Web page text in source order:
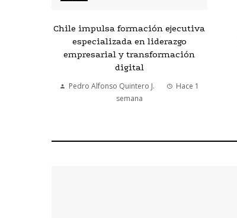
Chile impulsa formación ejecutiva
especializada en liderazgo
empresarial y transformación
digital
Pedro Alfonso Quintero J.
Hace 1
semana